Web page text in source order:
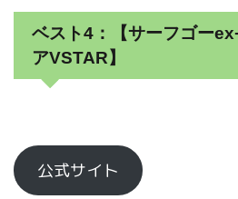
ベスト4：【サーフゴー
アVSTAR】
公式サイト